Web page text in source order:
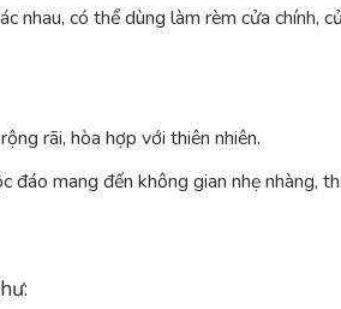
nhau, có thể dùng làm rèm cửa chính,
rãi, hòa hợp với thiên nhiên.
đáo mang đến không gian nhẹ nhàng,